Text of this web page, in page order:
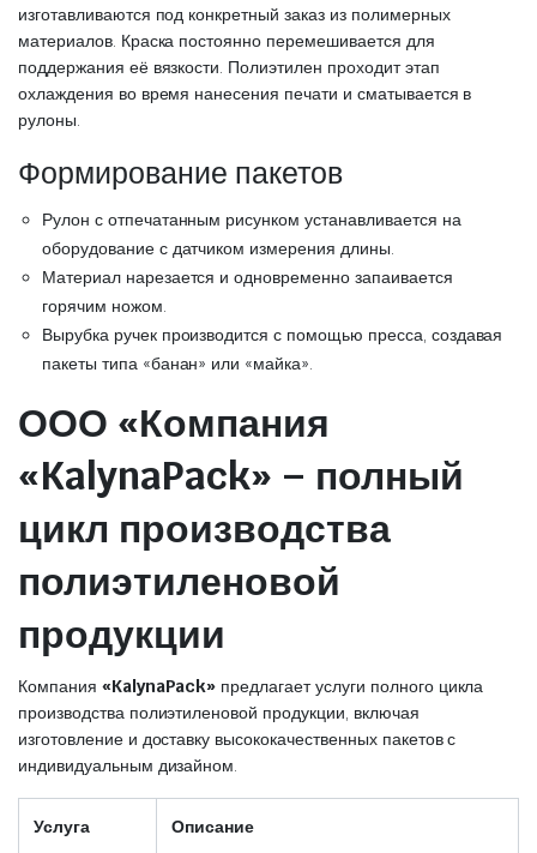
изготавливаются под конкретный заказ из полимерных
материалов. Краска постоянно перемешивается для
поддержания её вязкости. Полиэтилен проходит этап
охлаждения во время нанесения печати и сматывается в
рулоны.
Формирование пакетов
Рулон с отпечатанным рисунком устанавливается на
оборудование с датчиком измерения длины.
Материал нарезается и одновременно запаивается
горячим ножом.
Вырубка ручек производится с помощью пресса, создавая
пакеты типа «банан» или «майка».
ООО «Компания
«KalynaPack» – полный
цикл производства
полиэтиленовой
продукции
Компания «KalynaPack» предлагает услуги полного цикла
производства полиэтиленовой продукции, включая
изготовление и доставку высококачественных пакетов с
индивидуальным дизайном.
Услуга Описание